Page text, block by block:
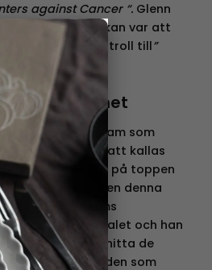
×
against Cancer “. Glenn
Hans sista önskan var att
av detta lyckotroll till”
i hemmet
namn Thomas Dam som
De kom senare att kallas
de små liven på toppen
i full styrka, men denna
Thomas Dams
på 60-talet och han
sin förmåga att hitta de
många årtionden som